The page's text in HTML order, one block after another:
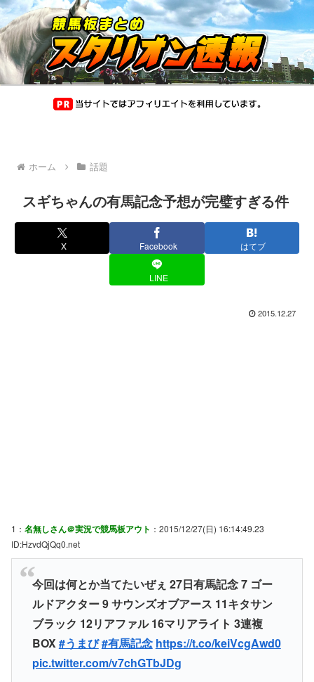
ホーム 話題
スギちゃんの有馬記念予想が完璧すぎる件
X Facebook はてブ
LINE
2015.12.27
1： 名無しさん＠実況で競馬板アウト ：2015/12/27(日) 16:14:49.23
ID:HzvdQjQq0.net
今回は何とか当てたいぜぇ 27日有馬記念 7 ゴー
ルドアクター 9 サウンズオブアース 11キタサン
ブラック 12リアファル 16マリアライト 3連複
BOX#うまび#有馬記念 https://t.co/keiVcgAwd0
pic.twitter.com/v7chGTbJDg